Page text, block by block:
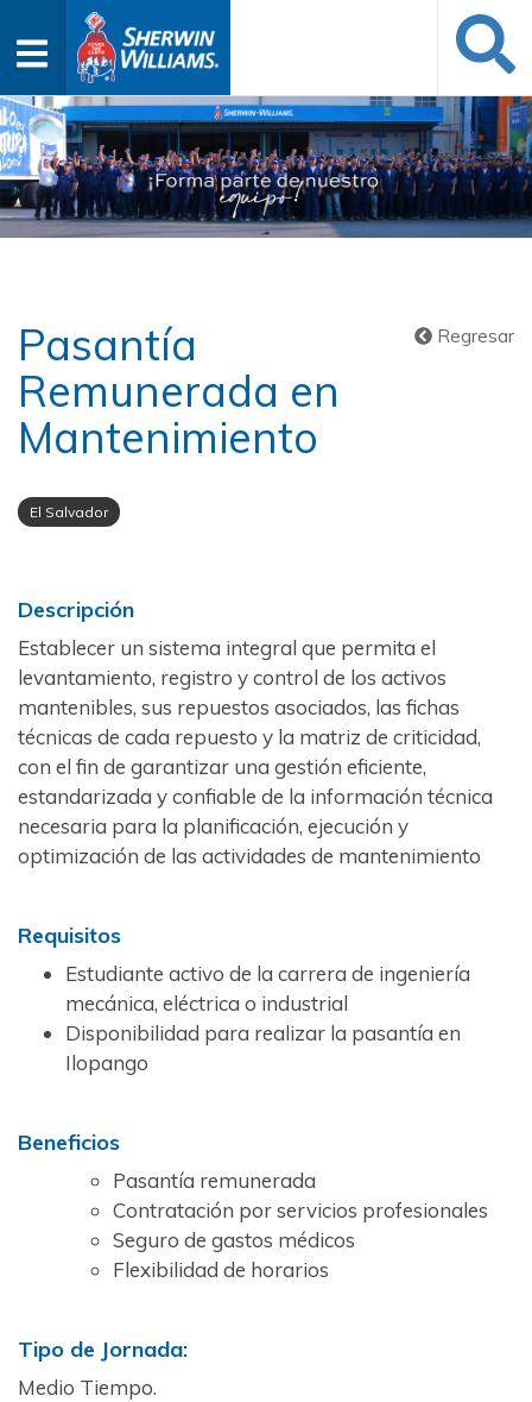
Pasantía
Remunerada en
Mantenimiento
Regresar
El Salvador
Descripción
Establecer un sistema integral que permita el
levantamiento, registro y control de los activos
mantenibles, sus repuestos asociados, las fichas
técnicas de cada repuesto y la matriz de criticidad,
con el fin de garantizar una gestión eficiente,
estandarizada y confiable de la información técnica
necesaria para la planificación, ejecución y
optimización de las actividades de mantenimiento
Requisitos
Estudiante activo de la carrera de ingeniería
mecánica, eléctrica o industrial
Disponibilidad para realizar la pasantía en
Ilopango
Beneficios
Pasantía remunerada
Contratación por servicios profesionales
Seguro de gastos médicos
Flexibilidad de horarios
Tipo de Jornada:
Medio Tiempo.